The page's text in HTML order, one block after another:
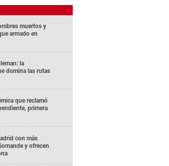
muertos y
armado en
la
domina las rutas
que reclamó
primera
con más
y ofrecen